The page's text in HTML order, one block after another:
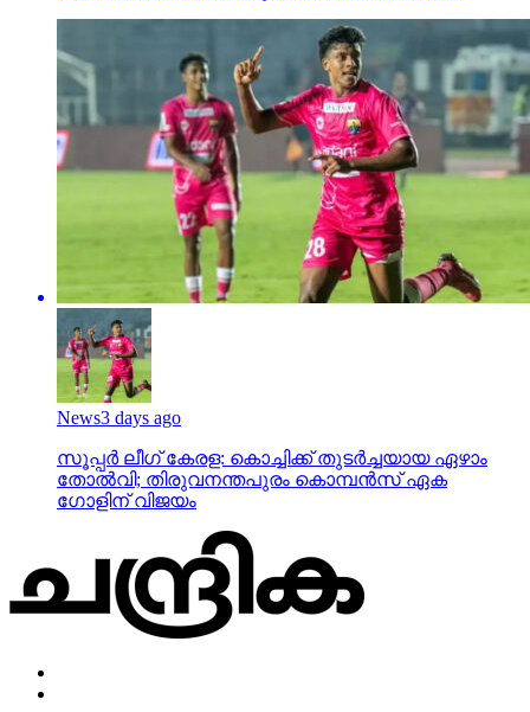
News3 days ago
സൂപ്പര്‍ ലീഗ് കേരള: കൊച്ചിക്ക് തുടര്‍ച്ചയായ ഏഴാം
തോല്‍വി; തിരുവനന്തപുരം കൊമ്പന്‍സ് ഏക
ഗോളിന് വിജയം